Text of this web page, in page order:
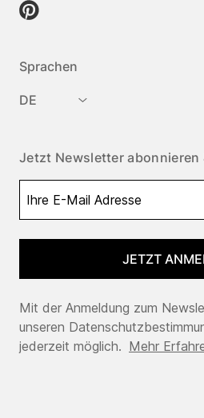
Sprachen
DE
Jetzt Newsletter abonnieren
JETZT
Mit der Anmeldung zum
unseren
jederzeit möglich. Mehr